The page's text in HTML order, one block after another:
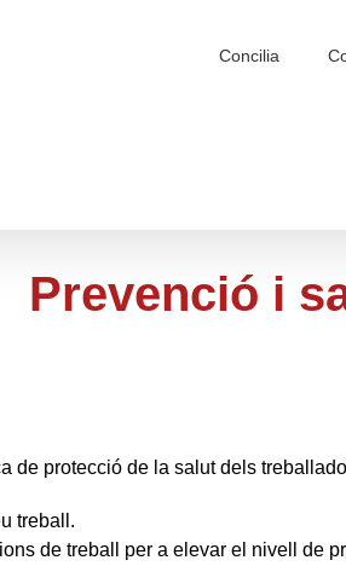
Concilia
Prevenció i
de protecció de la salut dels
treball.
de treball per a elevar el nivell de